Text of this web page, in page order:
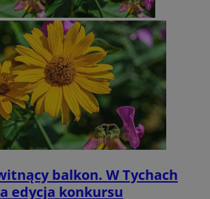
balkon. W Tychach
edycja konkursu